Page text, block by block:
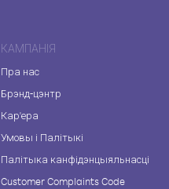
КАМПАНІЯ
Пра нас
Брэнд-цэнтр
Кар'ера
Умовы і Палітыкі
Палітыка канфідэнцыяльнасці
Customer Complaints Code